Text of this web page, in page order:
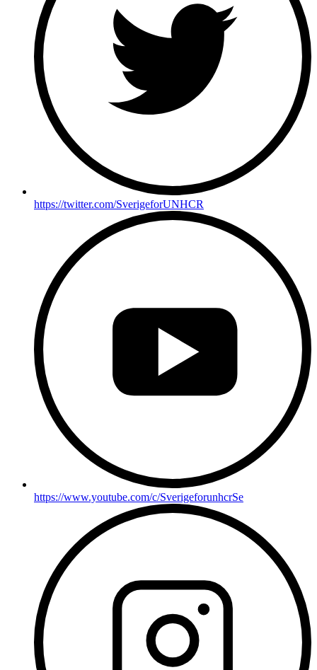
https://twitter.com/SverigeforUNHCR
https://www.youtube.com/c/SverigeforunhcrSe